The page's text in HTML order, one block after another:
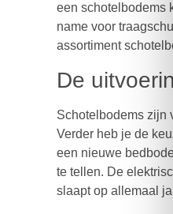
een schotelbodems
name voor
assortiment
De
Schotelbodems zijn
Verder heb je de
een nieuwe
te tellen. De
slaapt op allemaal